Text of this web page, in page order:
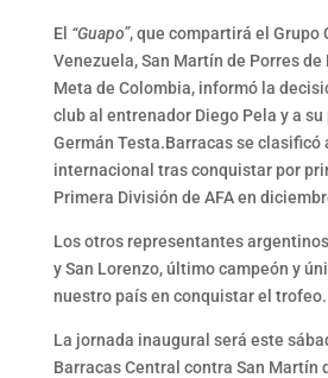
El “Guapo”, que compartirá el Grupo
Venezuela, San Martín de Porres
Meta de Colombia, informó la
club al entrenador Diego Pela y a
Germán Testa.Barracas se clasificó
internacional tras conquistar por
Primera División de AFA en
Los otros representantes
y San Lorenzo, último campeón y
nuestro país en conquistar el trofeo.
La jornada inaugural será este
Barracas Central contra San Martín